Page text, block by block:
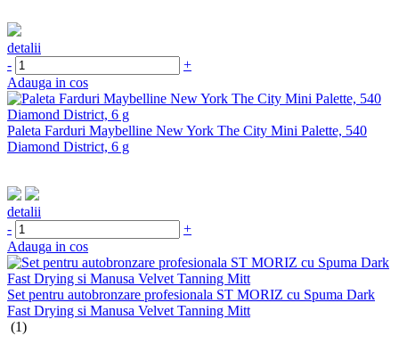
detalii
-
+
Adauga in cos
Paleta Farduri Maybelline New York The City Mini Palette, 540
Diamond District, 6 g
detalii
-
+
Adauga in cos
Set pentru autobronzare profesionala ST MORIZ cu Spuma Dark
Fast Drying si Manusa Velvet Tanning Mitt
(1)